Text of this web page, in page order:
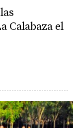
Calabaza el